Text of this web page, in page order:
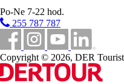
Dětská postýlka zdarma
Karty
VISA, EC/MC, AMEX.
Web
Po-Ne 7-22 hod.
255 787 787
Copyright © 2026, DER